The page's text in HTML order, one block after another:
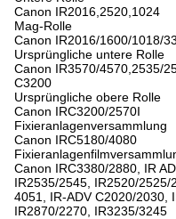
Canon IR2016,2520,1024
Mag-Rolle
Canon IR2016/1600/1018/
Ursprüngliche untere Rolle
Canon IR3570/4570,2535/
C3200
Ursprüngliche obere Rolle
Canon IRC3200/2570I
Fixieranlagenversammlung
Canon IRC5180/4080
Canon IRC3380/2880, IR
IR2535/2545, IR2520/2525/
4051, IR-ADV C2020/2030,
IR2870/2270, IR3235/3245